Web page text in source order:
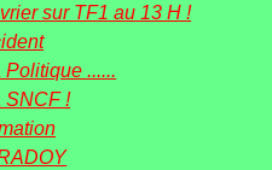
sur TF1 au 13 H !
Politique ......
SNCF !